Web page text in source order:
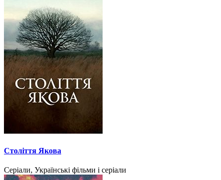
Століття Якова
Серіали, Українські фільми і серіали